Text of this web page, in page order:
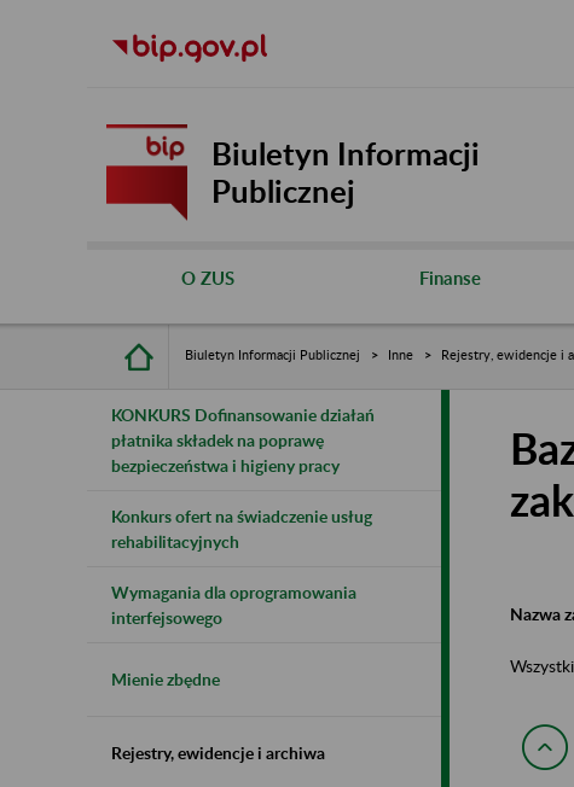
Biuletyn Informacji
Publicznej
O ZUS Finanse
Biuletyn Informacji Publicznej Inne Rejestry, ewidencje i
KONKURS Dofinansowanie działań
płatnika składek na poprawę
bezpieczeństwa i higieny pracy
Konkurs ofert na świadczenie usług
rehabilitacyjnych
Wymagania dla oprogramowania
interfejsowego
Mienie zbędne
Rejestry, ewidencje i archiwa
Nazwa